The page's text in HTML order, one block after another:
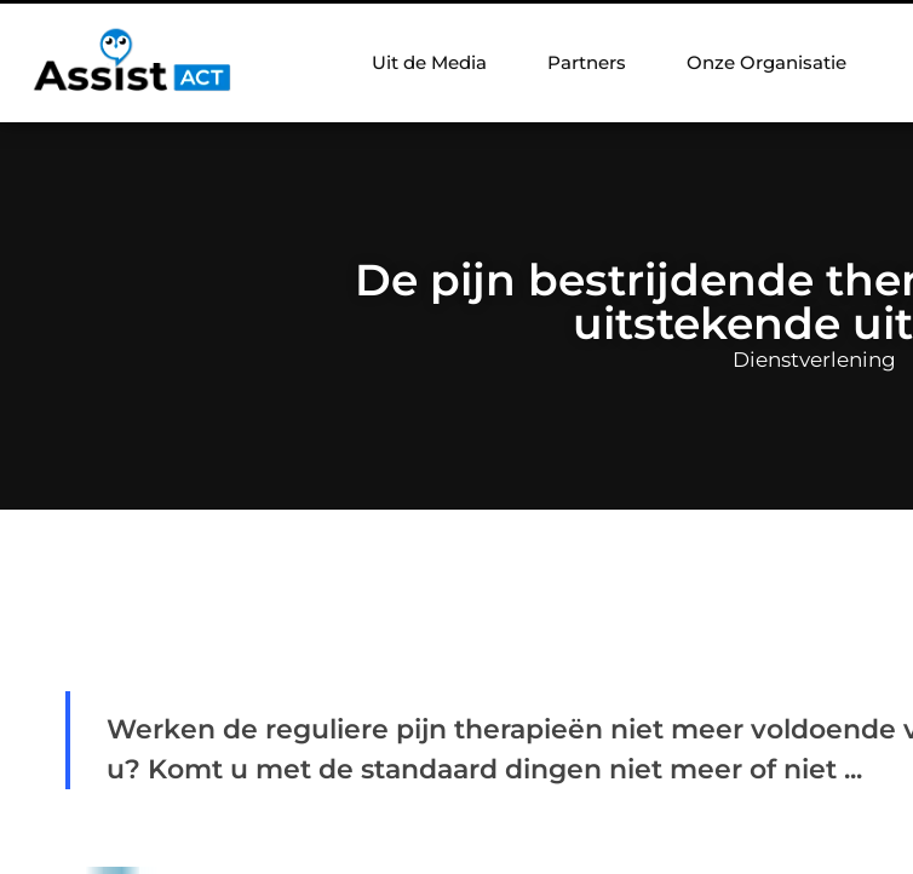
Uit de Media Partners Onze Organisatie
De pijn bestrijdende
uitstekende
Dienstverlening
Werken de reguliere pijn therapieën niet meer voldoende
u? Komt u met de standaard dingen niet meer of niet ...